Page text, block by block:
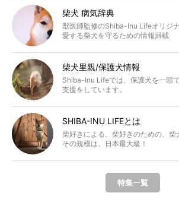
柴犬 病気辞典
獣医師監修のShiba-Inu Lifeオリジ
愛する柴犬を守るための情報満載
柴犬里親/保護犬情報
Shiba-Inu Lifeでは、保護犬を一頭
支援をしています。
SHIBA-INU LIFEとは
柴好きによる、柴好きのための、柴
その規模は、日本最大級！
特集一覧